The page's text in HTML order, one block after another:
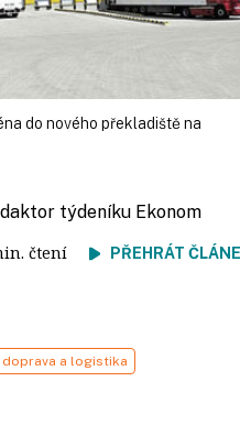
do nového překladiště na
týdeníku Ekonom
čtení PŘEHRÁT
doprava a logistika